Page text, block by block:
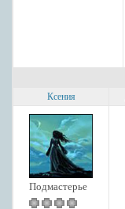
Ксения
Подмастерье